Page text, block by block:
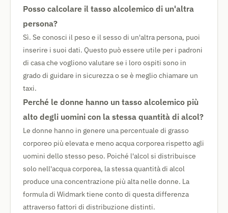
Posso calcolare il tasso alcolemico di un'altra
persona?
Sì. Se conosci il peso e il sesso di un'altra persona, puoi
inserire i suoi dati. Questo può essere utile per i padroni
di casa che vogliono valutare se i loro ospiti sono in
grado di guidare in sicurezza o se è meglio chiamare un
taxi.
Perché le donne hanno un tasso alcolemico più
alto degli uomini con la stessa quantità di alcol?
Le donne hanno in genere una percentuale di grasso
corporeo più elevata e meno acqua corporea rispetto agli
uomini dello stesso peso. Poiché l'alcol si distribuisce
solo nell'acqua corporea, la stessa quantità di alcol
produce una concentrazione più alta nelle donne. La
formula di Widmark tiene conto di questa differenza
attraverso fattori di distribuzione distinti.